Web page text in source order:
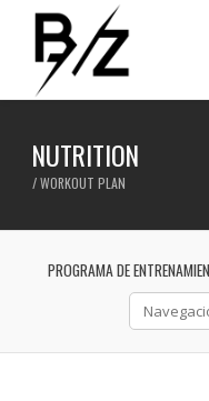
NUTRITION
/ WORKOUT PLAN
PROGRAMA DE